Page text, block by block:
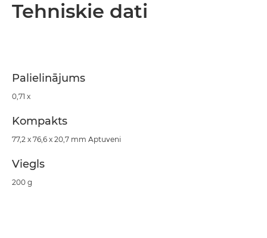
Tehniskie dati
Palielinājums
0,71 x
Kompakts
77,2 x 76,6 x 20,7 mm Aptuveni
Viegls
200 g